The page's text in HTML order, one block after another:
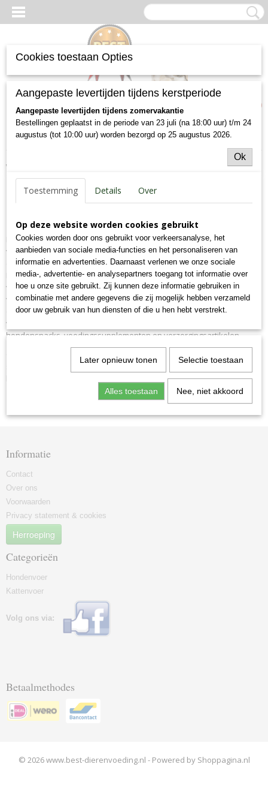
Inloggen Registreren
UW WINKELWAGEN
(0)
Home> Over ons
Welkom bij Best
Dierenvoeding!
Best dierenvoeding is een merk honden- en kattenvoer wat exclusief
via deze webshop te koop is. Kwalitatief doet dit voer niet onder voor
de bekende A-merken, maar wordt geleverd voor een lagere prijs.
Door het ruime assortiment is er voor elke levensfase genoeg keuze
voor uw hond of kat. Voor honden en katten die last hebben van
voedselovergevoeligheid/allergieën (huid, vacht of darm) leveren we
ook graanvrij en gehydrolyseerd voer en voor katten ook anti-struvite
voer tegen blaasgruis. In ons assortiment hebben we ook
hondensnacks, voedingssupplementen en verzorgingsartikelen.
Onze producten worden in Nederland zonder geur-, kleur of
smaakstoffen geproduceerd en voldoen aan de strenge
Informatie
Contact
Over ons
Voorwaarden
Privacy statement & cookies
Herroeping
Categorieën
Hondenvoer
Kattenvoer
Volg ons via:
Betaalmethodes
© 2026 www.best-dierenvoeding.nl - Powered by Shoppagina.nl
Cookies toestaan Opties
Aangepaste levertijden tijdens kerstperiode
Aangepaste levertijden tijdens zomervakantie
Bestellingen geplaatst in de periode van 23 juli (na 18:00 uur) t/m 24
augustus (tot 10:00 uur) worden bezorgd op 25 augustus 2026.
Ok
Toestemming Details Over
Op deze website worden cookies gebruikt
Cookies worden door ons gebruikt voor verkeersanalyse, het
aanbieden van sociale media-functies en het personaliseren van
informatie en advertenties. Daarnaast verlenen we onze sociale
media-, advertentie- en analysepartners toegang tot informatie over
hoe u onze site gebruikt. Zij kunnen deze informatie gebruiken in
combinatie met andere gegevens die zij mogelijk hebben verzameld
door uw gebruik van hun diensten of die u hen hebt verstrekt.
Later opnieuw tonen Selectie toestaan
Alles toestaan Nee, niet akkoord